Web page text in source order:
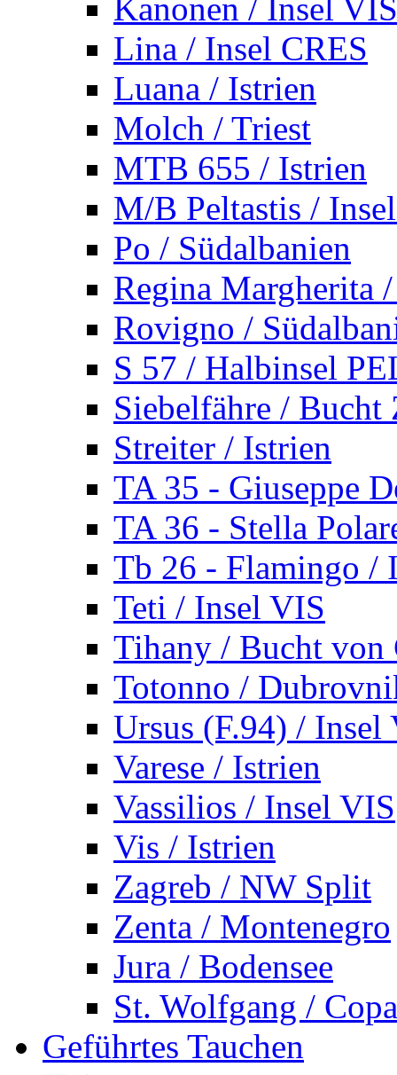
Kanonen / Insel VIS
Lina / Insel CRES
Luana / Istrien
Molch / Triest
MTB 655 / Istrien
M/B Peltastis /
Po / Südalbanien
Regina Margherita
Rovigno /
S 57 / Halbinsel
Siebelfähre / Bucht
Streiter / Istrien
TA 35 - Giuseppe
TA 36 - Stella
Tb 26 - Flamingo /
Teti / Insel VIS
Tihany / Bucht von
Totonno /
Ursus (F.94) / Insel
Varese / Istrien
Vassilios / Insel VIS
Vis / Istrien
Zagreb / NW Split
Zenta / Montenegro
Jura / Bodensee
St. Wolfgang /
Geführtes Tauchen